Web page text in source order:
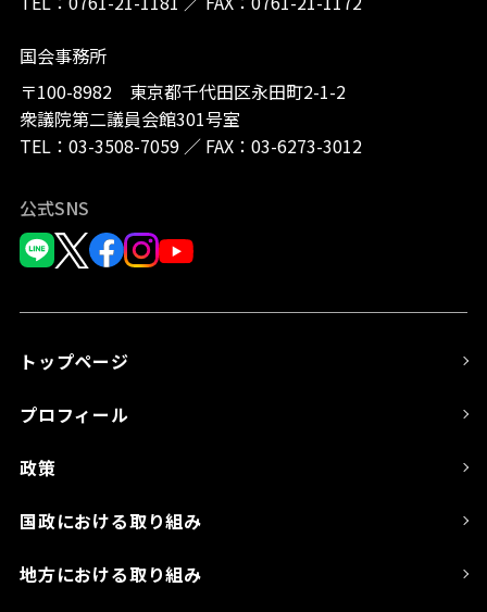
国会事務所
〒100-8982 東京都千代田区永田町2-1-2
衆議院第二議員会館301号室
TEL： 03-3508-7059／ FAX：03-6273-3012
公式SNS
トップページ
プロフィール
政策
国政における取り組み
地方における取り組み